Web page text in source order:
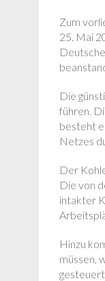
Zum
25. Mai
Die
führen.
besteht
Netzes
Der
Die von
intakter
Hinzu
müssen,